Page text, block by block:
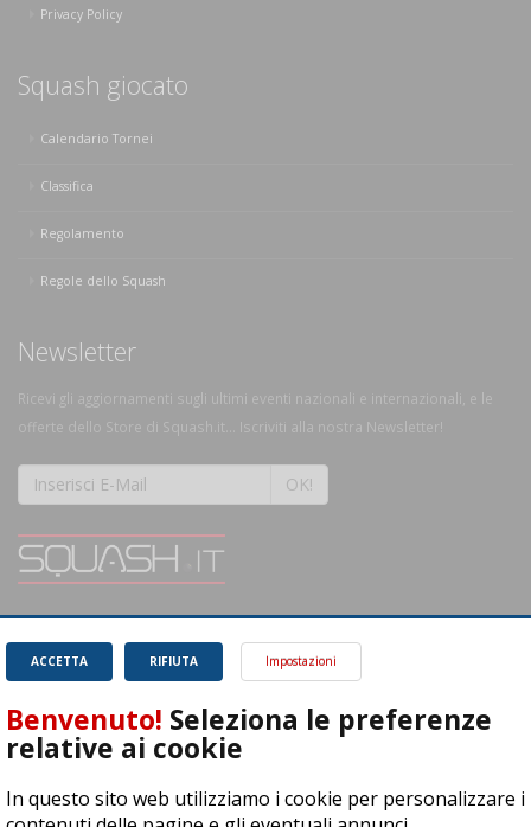
Privacy Policy
Squash giocato
Calendario Tornei
Classifica
Regolamento
Regole dello Squash
Newsletter
Ricevi gli aggiornamenti sugli ultimi eventi nazionali e internazionali, e le
offerte dello Store di Squash.it... Iscriviti alla nostra Newsletter!
OK!
magnifico sport.
Leggi
RIFIUTA
ACCETTA Impostazioni
Benvenuto! Seleziona le preferenze
relative ai cookie
In questo sito web utilizziamo i cookie per personalizzare i
ASD Let's Sport - Via T. Olivelli 3, 25014 Castenedolo (BS) - P. Iva: